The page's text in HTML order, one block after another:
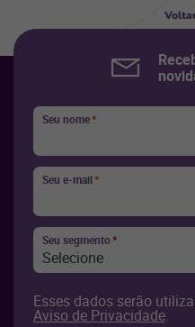
Seu nome*
Seu e-mail*
Seu segmento*
Selecione
Esses dados serão
Aviso de Privacidade.